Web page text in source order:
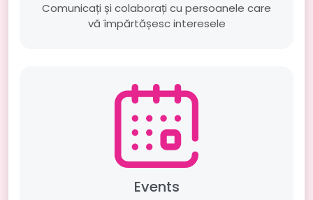
Comunicați și colaborați cu persoanele care
vă împărtășesc interesele
Events